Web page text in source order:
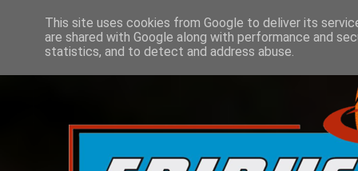
This site uses cookies from Google to deliver its
are shared with Google along with performance and
statistics, and to detect and address abuse.